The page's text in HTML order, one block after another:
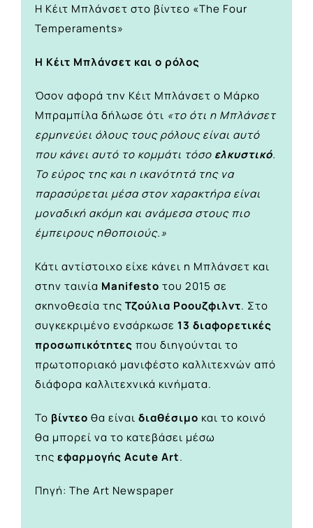
Η Κέιτ Μπλάνσετ στο βίντεο «The Four
Temperaments»
Η Κέιτ Μπλάνσετ και ο ρόλος
Όσον αφορά την Κέιτ Μπλάνσετ ο Μάρκο
Μπραμπίλα δήλωσε ότι «το ότι η Μπλάνσετ
ερμηνεύει όλους τους ρόλους είναι αυτό
που κάνει αυτό το κομμάτι τόσο ελκυστικό.
Το εύρος της και η ικανότητά της να
παρασύρεται μέσα στον χαρακτήρα είναι
μοναδική ακόμη και ανάμεσα στους πιο
έμπειρους ηθοποιούς.»
Κάτι αντίστοιχο είχε κάνει η Μπλάνσετ και
στην ταινία Manifesto του 2015 σε
σκηνοθεσία της Τζούλια Ροουζφιλντ. Στο
συγκεκριμένο ενσάρκωσε 13 διαφορετικές
προσωπικότητες που διηγούνται το
πρωτοποριακό μανιφέστο καλλιτεχνών από
διάφορα καλλιτεχνικά κινήματα.
Το βίντεο θα είναι διαθέσιμο και το κοινό
θα μπορεί να το κατεβάσει μέσω
της εφαρμογής Acute Art.
Πηγή: Τhe Art Newspaper